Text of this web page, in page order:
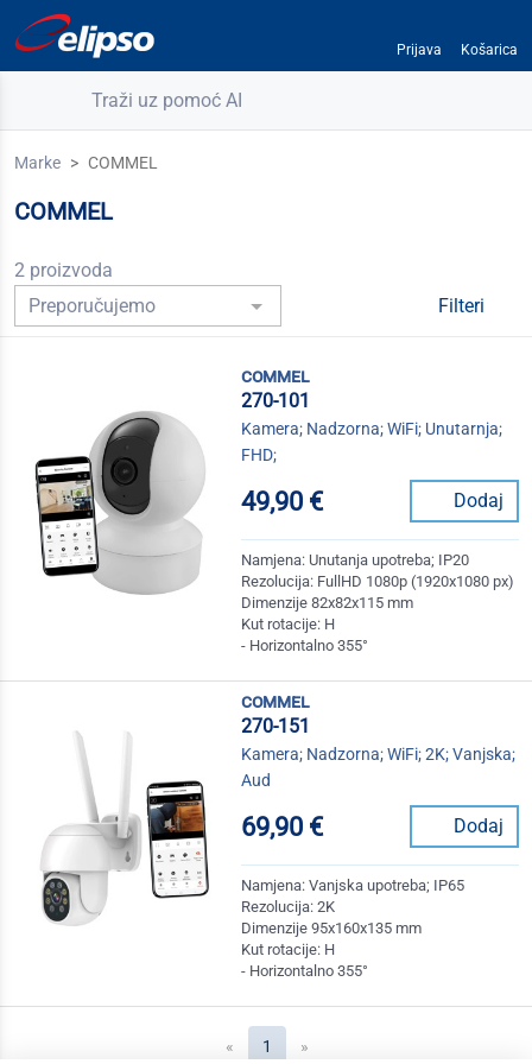
Prijava Košarica
Traži uz pomoć AI
Marke COMMEL
COMMEL
2 proizvoda
Filteri
commel
270-101
Kamera; Nadzorna; WiFi; Unutarnja;
FHD;
49,90 € Dodaj
Namjena: Unutanja upotreba; IP20
Rezolucija: FullHD 1080p (1920x1080 px)
Dimenzije 82x82x115 mm
Kut rotacije: H
- Horizontalno 355°
commel
270-151
Kamera; Nadzorna; WiFi; 2K; Vanjska;
Aud
69,90 € Dodaj
Namjena: Vanjska upotreba; IP65
Rezolucija: 2K
Dimenzije 95x160x135 mm
Kut rotacije: H
- Horizontalno 355°
« 1 (current)
»